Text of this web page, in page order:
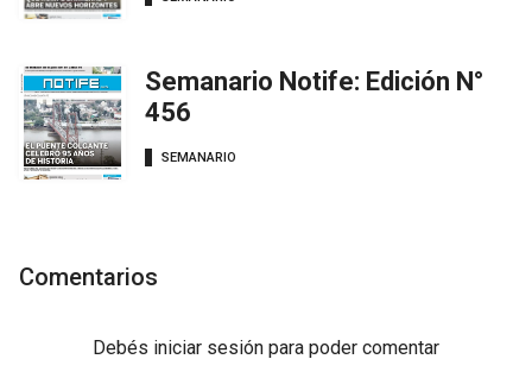
Semanario Notife: Edición N°
456
SEMANARIO
Comentarios
Debés iniciar sesión para poder comentar